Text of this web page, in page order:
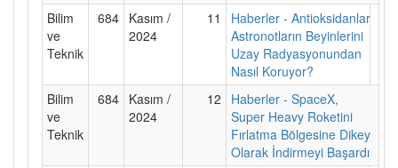
Bilim
ve
Teknik
684 Kasım /
2024
11
Haberler - Antioksidanlar
Astronotların Beyinlerini
Uzay Radyasyonundan
Nasıl Koruyor?
Bilim
ve
Teknik
684 Kasım /
2024
12
Haberler - SpaceX,
Super Heavy Roketini
Fırlatma Bölgesine Dikey
Olarak İndirmeyi Başardı